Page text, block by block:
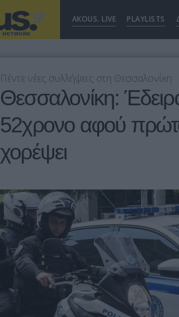
AKOUS. LIVE PLAYLISTS
Πέντε νέες συλλήψεις στη Θεσσαλονίκη
Θεσσαλονίκη:
52χρονο αφού
χορέψει